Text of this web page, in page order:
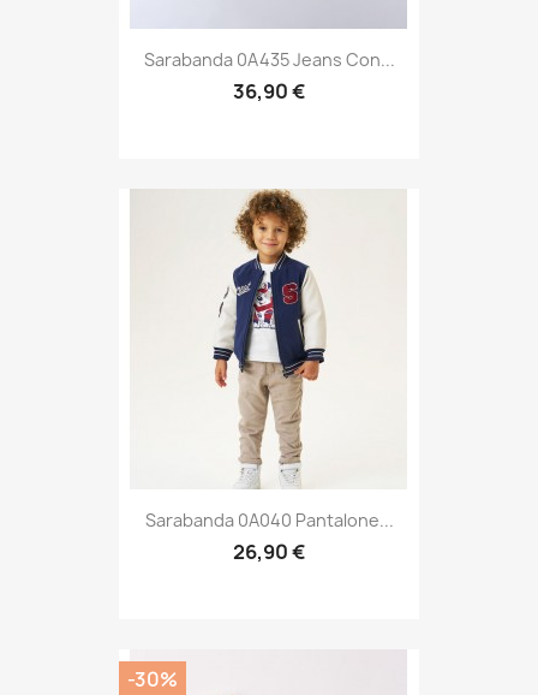
Sarabanda 0A435 Jeans Con...
36,90 €
Sarabanda 0A040 Pantalone...
26,90 €
-30%